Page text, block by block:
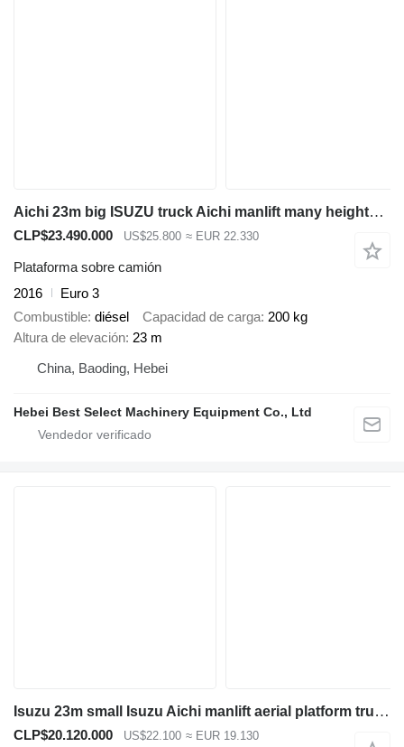
Aichi 23m big ISUZU truck Aichi manlift many heights aerial platform t
CLP$23.490.000 US$25.800 ≈ EUR 22.330
Plataforma sobre camión
2016
Euro 3
Combustible diésel Capacidad de carga 200 kg
Altura de elevación 23 m
China, Baoding, Hebei
Hebei Best Select Machinery Equipment Co., Ltd
Isuzu 23m small Isuzu Aichi manlift aerial platform truck ISUZU 100P c
CLP$20.120.000 US$22.100 ≈ EUR 19.130